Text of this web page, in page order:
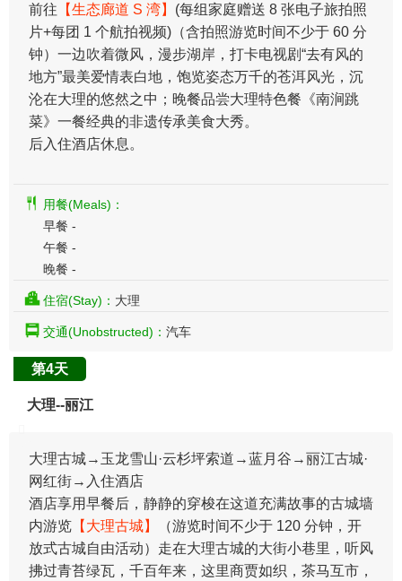
前往 【生态廊道 S 湾】 (每组家庭赠送 8 张电子旅拍照
片+每团 1 个航拍视频)（含拍照游览时间不少于 60 分
钟）一边吹着微风，漫步湖岸，打卡电视剧“去有风的
地方”最美爱情表白地，饱览姿态万千的苍洱风光，沉
沦在大理的悠然之中；晚餐品尝大理特色餐《南涧跳
菜》一餐经典的非遗传承美食大秀。
​后入住酒店休息。
用餐(Meals)：
早餐 -
午餐 -
晚餐 -
住宿(Stay)： 大理
交通(Unobstructed)： 汽车
第4天
大理--丽江
大理古城→玉龙雪山·云杉坪索道→蓝月谷→丽江古城·
网红街→入住酒店
酒店享用早餐后，静静的穿梭在这道充满故事的古城墙
内游览 【大理古城】
（游览时间不少于 120 分钟，开
放式古城自由活动）走在大理古城的大街小巷里，听风
拂过青苔绿瓦，千百年来，这里商贾如织，茶马互市，